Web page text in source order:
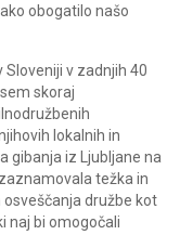
obogatilo našo
Sloveniji v zadnjih 40
skoraj
lokalnih in
gibanja iz Ljubljane na
težka in
družbe kot
naj bi omogočali